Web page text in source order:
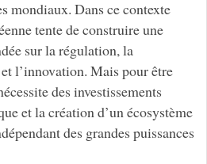
mondiaux. Dans ce contexte
tente de construire une
sur la régulation, la
l’innovation. Mais pour être
des investissements
et la création d’un écosystème
des grandes puissances